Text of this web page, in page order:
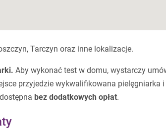
Tarczyn oraz inne lokalizacje.
Aby wykonać test w domu, wystarczy
przyjedzie wykwalifikowana pielęgniarka i
bez dodatkowych opłat.